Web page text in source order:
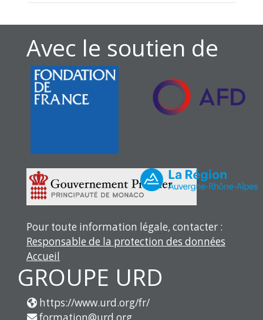
Avec le soutien de
Pour toute information légale, contacter :
Responsable de la protection des données
Accueil
GROUPE URD
https://www.urd.org/fr/
formation@urd.org